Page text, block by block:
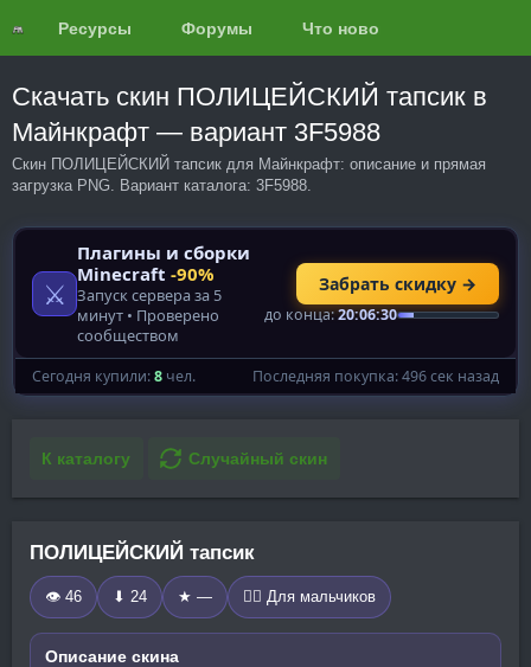
Ресурсы Форумы Что нового?
Скачать скин ПОЛИЦЕЙСКИЙ тапсик в
Майнкрафт — вариант 3F5988
Скин ПОЛИЦЕЙСКИЙ тапсик для Майнкрафт: описание и прямая
загрузка PNG. Вариант каталога: 3F5988.
К каталогу Случайный скин
ПОЛИЦЕЙСКИЙ тапсик
👁 46 ⬇ 24 ★ — 🧍‍♂️ Для мальчиков
Описание скина